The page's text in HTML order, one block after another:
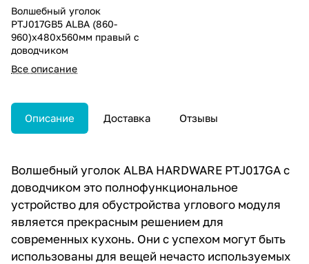
Волшебный уголок
PTJ017GВ5 ALBA (860-
960)х480х560мм правый с
доводчиком
Все описание
Описание Доставка Отзывы
Волшебный уголок ALBA HARDWARE PTJ017GA с
доводчиком это полнофункциональное
устройство для обустройства углового модуля
является прекрасным решением для
современных кухонь. Они с успехом могут быть
использованы для вещей нечасто используемых